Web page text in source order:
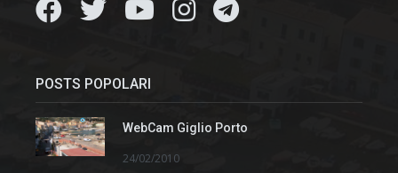
POSTS POPOLARI
WebCam Giglio Porto
24/02/2010